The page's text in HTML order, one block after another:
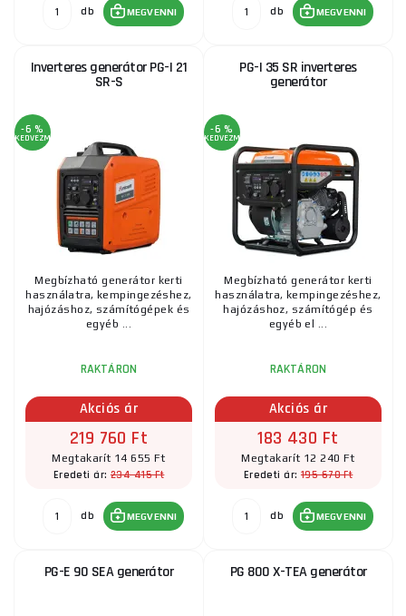
db MEGVENNI db MEGVENNI
Inverteres generátor PG-I 21
SR-S
-6 %
KEDVEZMÉNY
Megbízható generátor kerti
használatra, kempingezéshez,
hajózáshoz, számítógépek és
egyéb ...
RAKTÁRON
Akciós ár
219 760 Ft
Megtakarít 14 655 Ft
Eredeti ár: 234 415 Ft
db MEGVENNI
PG-I 35 SR inverteres
generátor
-6 %
KEDVEZMÉNY
Megbízható generátor kerti
használatra, kempingezéshez,
hajózáshoz, számítógép és
egyéb el ...
RAKTÁRON
Akciós ár
183 430 Ft
Megtakarít 12 240 Ft
Eredeti ár: 195 670 Ft
db MEGVENNI
PG-E 90 SEA generátor PG 800 X-TEA generátor